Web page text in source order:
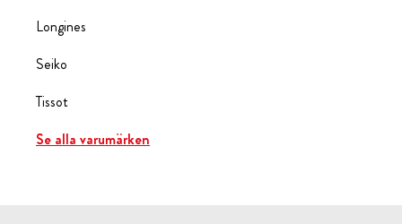
Longines
Seiko
Tissot
Se alla varumärken